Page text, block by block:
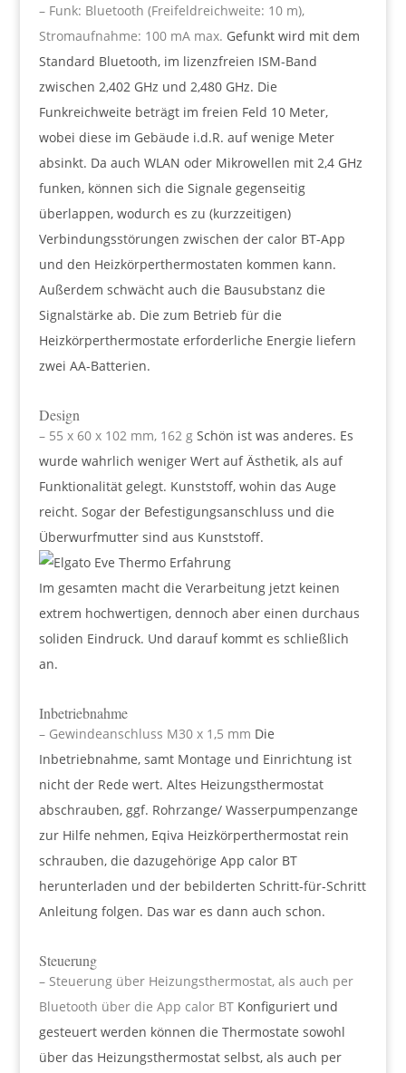
– Funk: Bluetooth (Freifeldreichweite: 10 m),
Stromaufnahme: 100 mA max. Gefunkt wird mit dem
Standard Bluetooth, im lizenzfreien ISM-Band
zwischen 2,402 GHz und 2,480 GHz. Die
Funkreichweite beträgt im freien Feld 10 Meter,
wobei diese im Gebäude i.d.R. auf wenige Meter
absinkt. Da auch WLAN oder Mikrowellen mit 2,4 GHz
funken, können sich die Signale gegenseitig
überlappen, wodurch es zu (kurzzeitigen)
Verbindungsstörungen zwischen der calor BT-App
und den Heizkörperthermostaten kommen kann.
Außerdem schwächt auch die Bausubstanz die
Signalstärke ab. Die zum Betrieb für die
Heizkörperthermostate erforderliche Energie liefern
zwei AA-Batterien.
Design
– 55 x 60 x 102 mm, 162 gSchön ist was anderes. Es
wurde wahrlich weniger Wert auf Ästhetik, als auf
Funktionalität gelegt. Kunststoff, wohin das Auge
reicht. Sogar der Befestigungsanschluss und die
Überwurfmutter sind aus Kunststoff.
Im gesamten macht die Verarbeitung jetzt keinen
extrem hochwertigen, dennoch aber einen durchaus
soliden Eindruck. Und darauf kommt es schließlich
an.
Inbetriebnahme
– Gewindeanschluss M30 x 1,5 mm Die
Inbetriebnahme, samt Montage und Einrichtung ist
nicht der Rede wert. Altes Heizungsthermostat
abschrauben, ggf. Rohrzange/ Wasserpumpenzange
zur Hilfe nehmen, Eqiva Heizkörperthermostat rein
schrauben, die dazugehörige App calor BT
herunterladen und der bebilderten Schritt-für-Schritt
Anleitung folgen. Das war es dann auch schon.
Steuerung
– Steuerung über Heizungsthermostat, als auch per
Bluetooth über die App calor BTKonfiguriert und
gesteuert werden können die Thermostate sowohl
über das Heizungsthermostat selbst, als auch per